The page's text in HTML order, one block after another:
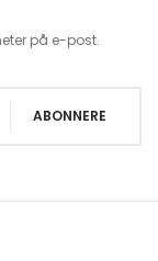
på e-post.
ABONNERE